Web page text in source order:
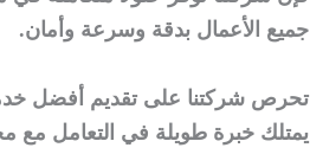
جميع الأعمال بدقة وسرعة وأمان.
تحرص شركتنا على تقديم أفضل
يمتلك خبرة طويلة في التعامل مع